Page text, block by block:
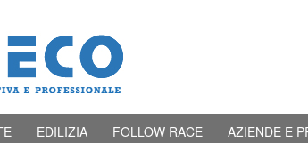
EDILIZIA FOLLOW RACE AZIENDE E